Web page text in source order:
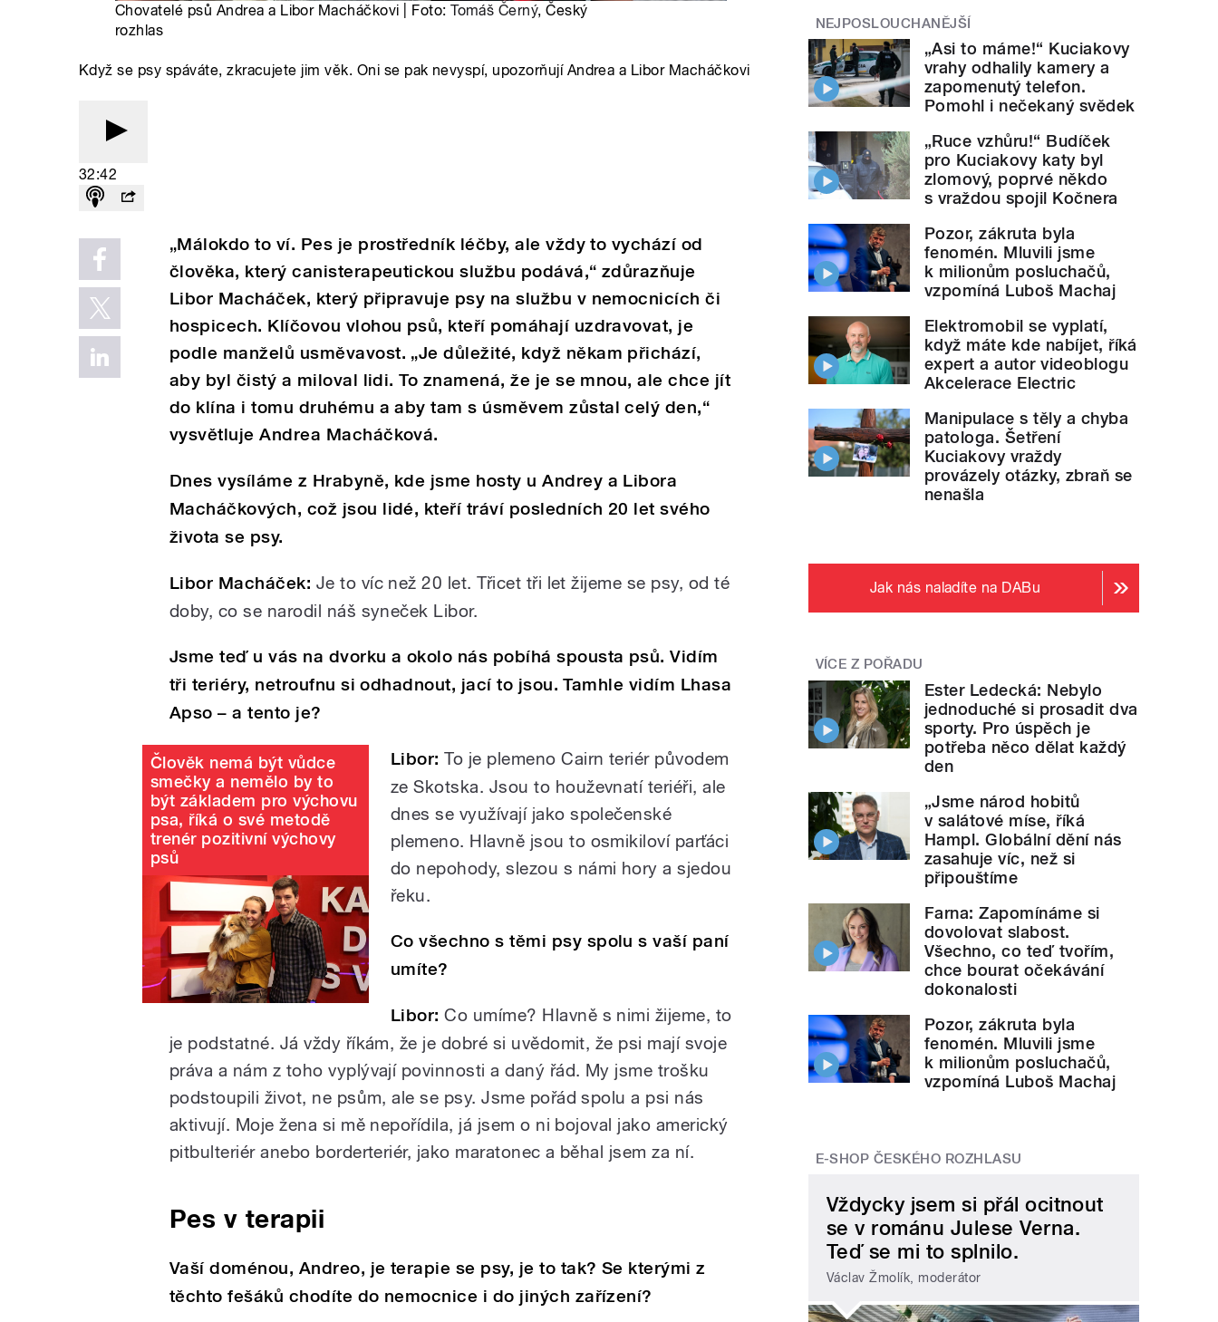
Chovatelé psů Andrea a Libor Macháčkovi | Foto:Tomáš Černý, Český
rozhlas
Když se psy spáváte, zkracujete jim věk. Oni se pak nevyspí, upozorňují Andrea a Libor Macháčkovi
32:42
„Málokdo to ví. Pes je prostředník léčby, ale vždy to vychází od
člověka, který canisterapeutickou službu podává,“ zdůrazňuje
Libor Macháček, který připravuje psy na službu v nemocnicích či
hospicech. Klíčovou vlohou psů, kteří pomáhají uzdravovat, je
podle manželů usměvavost. „Je důležité, když někam přichází,
aby byl čistý a miloval lidi. To znamená, že je se mnou, ale chce jít
do klína i tomu druhému a aby tam s úsměvem zůstal celý den,“
vysvětluje Andrea Macháčková.
Dnes vysíláme z Hrabyně, kde jsme hosty u Andrey a Libora
Macháčkových, což jsou lidé, kteří tráví posledních 20 let svého
života se psy.
Libor Macháček: Je to víc než 20 let. Třicet tři let žijeme se psy, od té
doby, co se narodil náš syneček Libor.
Jsme teď u vás na dvorku a okolo nás pobíhá spousta psů. Vidím
tři teriéry, netroufnu si odhadnout, jací to jsou. Tamhle vidím Lhasa
Apso – a tento je?
Člověk nemá být vůdce
smečky a nemělo by to
být základem pro výchovu
psa, říká o své metodě
trenér pozitivní výchovy
psů
Libor: To je plemeno Cairn teriér původem
ze Skotska. Jsou to houževnatí teriéři, ale
dnes se využívají jako společenské
plemeno. Hlavně jsou to osmikiloví parťáci
do nepohody, slezou s námi hory a sjedou
řeku.
Co všechno s těmi psy spolu s vaší paní
umíte?
Libor: Co umíme? Hlavně s nimi žijeme, to
je podstatné. Já vždy říkám, že je dobré si uvědomit, že psi mají svoje
práva a nám z toho vyplývají povinnosti a daný řád. My jsme trošku
podstoupili život, ne psům, ale se psy. Jsme pořád spolu a psi nás
aktivují. Moje žena si mě nepořídila, já jsem o ni bojoval jako americký
pitbulteriér anebo borderteriér, jako maratonec a běhal jsem za ní.
Pes v terapii
Vaší doménou, Andreo, je terapie se psy, je to tak? Se kterými z
těchto fešáků chodíte do nemocnice i do jiných zařízení?
NEJPOSLOUCHANĚJŠÍ
„Asi to máme!“ Kuciakovy
vrahy odhalily kamery a
zapomenutý telefon.
Pomohl i nečekaný svědek
„Ruce vzhůru!“ Budíček
pro Kuciakovy katy byl
zlomový, poprvé někdo
s vraždou spojil Kočnera
Pozor, zákruta byla
fenomén. Mluvili jsme
k milionům posluchačů,
vzpomíná Luboš Machaj
Elektromobil se vyplatí,
když máte kde nabíjet, říká
expert a autor videoblogu
Akcelerace Electric
Manipulace s těly a chyba
patologa. Šetření
Kuciakovy vraždy
provázely otázky, zbraň se
nenašla
Jak nás naladíte na DABu
VÍCE Z POŘADU
Ester Ledecká: Nebylo
jednoduché si prosadit dva
sporty. Pro úspěch je
potřeba něco dělat každý
den
„Jsme národ hobitů
v salátové míse, říká
Hampl. Globální dění nás
zasahuje víc, než si
připouštíme
Farna: Zapomínáme si
dovolovat slabost.
Všechno, co teď tvořím,
chce bourat očekávání
dokonalosti
Pozor, zákruta byla
fenomén. Mluvili jsme
k milionům posluchačů,
vzpomíná Luboš Machaj
E-SHOP ČESKÉHO ROZHLASU
Vždycky jsem si přál ocitnout
se v románu Julese Verna.
Teď se mi to splnilo.
Václav Žmolík, moderátor